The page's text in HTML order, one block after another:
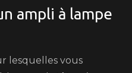
ampli à lampe
lesquelles vous